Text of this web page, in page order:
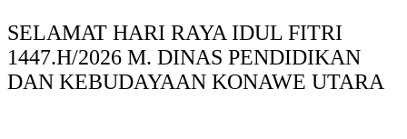
SELAMAT HARI RAYA IDUL FITRI
1447.H/2026 M. DINAS PENDIDIKAN
DAN KEBUDAYAAN KONAWE UTARA